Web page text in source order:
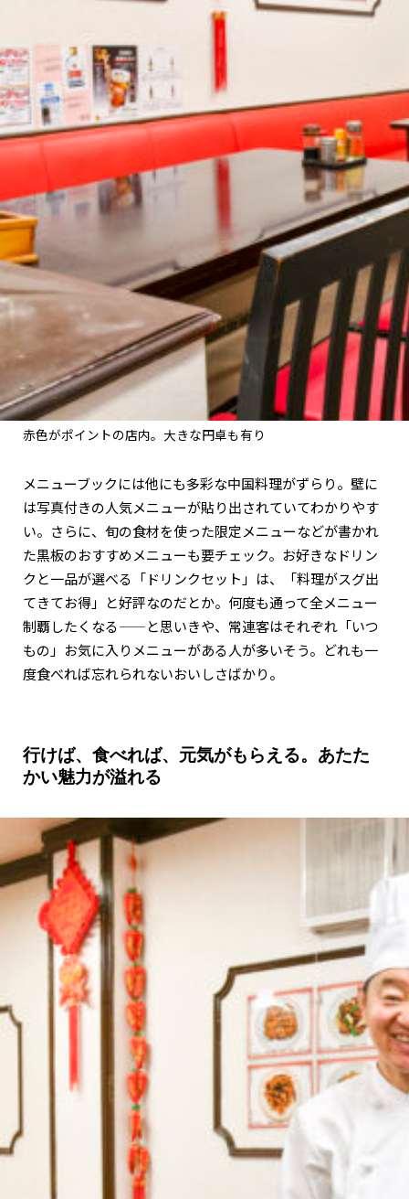
赤色がポイントの店内。大きな円卓も有り
メニューブックには他にも多彩な中国料理がずらり。壁に
は写真付きの人気メニューが貼り出されていてわかりやす
い。さらに、旬の食材を使った限定メニューなどが書かれ
た黒板のおすすめメニューも要チェック。お好きなドリン
クと一品が選べる「ドリンクセット」は、「料理がスグ出
てきてお得」と好評なのだとか。何度も通って全メニュー
制覇したくなる——と思いきや、常連客はそれぞれ「いつ
もの」お気に入りメニューがある人が多いそう。どれも一
度食べれば忘れられないおいしさばかり。
行けば、食べれば、元気がもらえる。あたた
かい魅力が溢れる